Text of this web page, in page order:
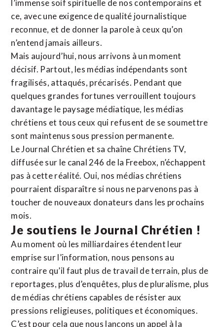
l’immense soif spirituelle de nos contemporains et
ce, avec une exigence de qualité journalistique
reconnue, et de donner la parole à ceux qu’on
n’entend jamais ailleurs.
Mais aujourd’hui, nous arrivons à un moment
décisif. Partout, les médias indépendants sont
fragilisés, attaqués, précarisés. Pendant que
quelques grandes fortunes verrouillent toujours
davantage le paysage médiatique, les médias
chrétiens et tous ceux qui refusent de se soumettre
sont maintenus sous pression permanente.
Le Journal Chrétien et sa chaîne Chrétiens TV,
diffusée sur le canal 246 de la Freebox, n’échappent
pas à cette réalité. Oui, nos médias chrétiens
pourraient disparaître si nous ne parvenons pas à
toucher de nouveaux donateurs dans les prochains
mois.
Je soutiens le Journal Chrétien !
Au moment où les milliardaires étendent leur
emprise sur l’information, nous pensons au
contraire qu’il faut plus de travail de terrain, plus de
reportages, plus d’enquêtes, plus de pluralisme, plus
de médias chrétiens capables de résister aux
pressions religieuses, politiques et économiques.
C’est pour cela que nous lançons un appel à la